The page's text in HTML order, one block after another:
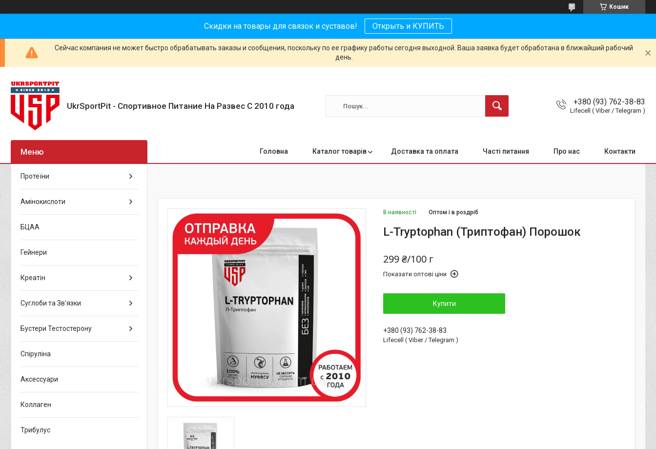
Кошик
Скидки на товары для связок и суставов! Открыть и КУПИТЬ
Сейчас компания не может быстро обрабатывать заказы и сообщения, поскольку по ее графику работы сегодня выходной. Ваша заявка будет обработана в ближайший рабочий
день.
UkrSportPit - Спортивное Питание На Развес С 2010 года +380 (93) 762-38-83
Lifecell ( Viber / Telegram )
Головна Каталог товарів Доставка та оплата Часті питання Про нас Контакти
В наявності Оптом і в роздріб
L-Tryptophan (Триптофан) Порошок
299 ₴/100 г
Показати оптові ціни
Купити
+380 (93) 762-38-83
Lifecell ( Viber / Telegram )
Протеїни
Амінокислоти
БЦАА
Гейнери
Креатін
Суглоби та Зв'язки
Бустери Тестостерону
Спіруліна
Аксессуари
Коллаген
Трибулус